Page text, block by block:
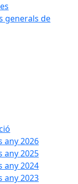
generals de
any 2026
any 2025
any 2024
any 2023